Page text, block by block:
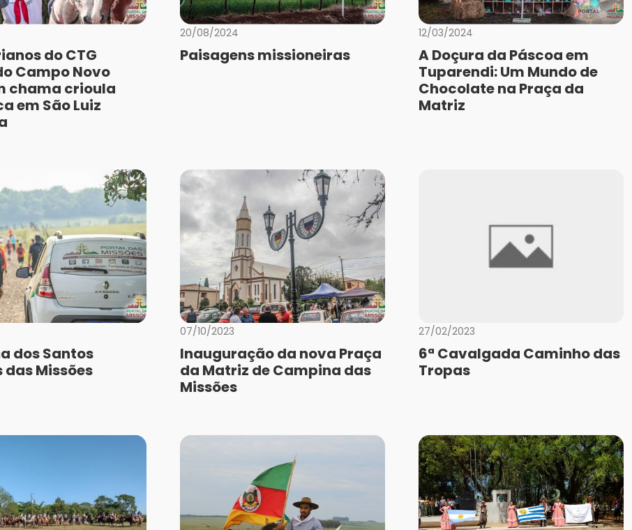
do CTG
Campo Novo
chama crioula
em São Luiz
20/08/2024
Paisagens missioneiras
12/03/2024
A Doçura da Páscoa em
Tuparendi: Um Mundo de
Chocolate na Praça da
Matriz
dos Santos
Missões
07/10/2023
Inauguração da nova Praça
da Matriz de Campina das
Missões
27/02/2023
6ª Cavalgada Caminho das
Tropas